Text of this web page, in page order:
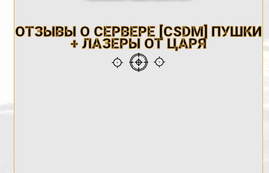
ОТЗЫВЫ О СЕРВЕРЕ [CSDM] ПУШКИ
+ ЛАЗЕРЫ ОТ ЦАРЯ